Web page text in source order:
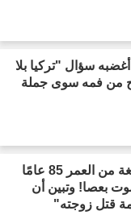
سؤال "تركيا بلا
فمه سوى جملة
"قتل والدته البالغة من العمر 85 عامًا
وتبين أن
زوجته"